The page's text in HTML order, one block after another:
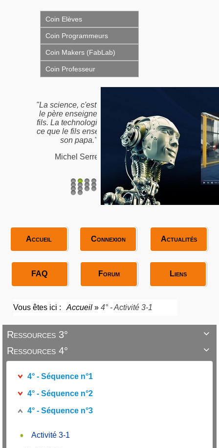
Coin Elèves
Coin Programmeurs
Coin Makers (FabLab)
Coin Professeur
"Nous n'héritons pas de
la terre de nos ancêtres,
nous l'empruntons à nos
enfants"
Antoine de St-Exupéry
1 2 3 4
6 7 8 9 10
1112 15
Accueil Connexion Actualités
FAQ Forum Liens
Vous êtes ici : Accueil » 4° - Activité 3-1

Ressources 3°

Ressources 4°
4° - Séquence n°1
4° - Séquence n°2
4° - Séquence n°3
Activité 3-1